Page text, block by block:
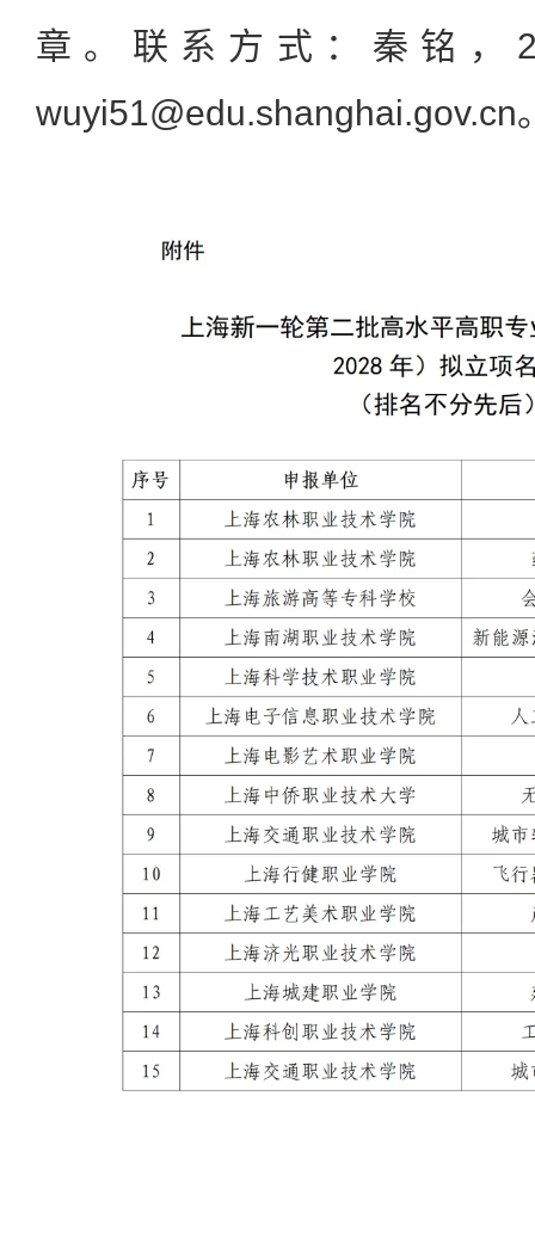
章。联系方式：秦铭，
wuyi51@edu.shanghai.gov.cn